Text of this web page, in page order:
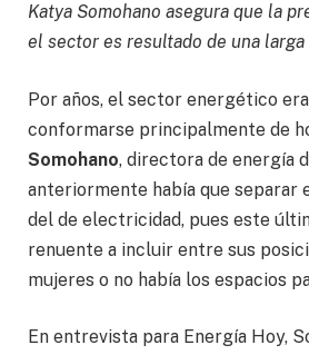
Katya Somohano asegura que la
el sector es resultado de una
Por años, el sector energético
conformarse principalmente de
Somohano, directora de energía
anteriormente había que separar
del de electricidad, pues este
renuente a incluir entre sus
mujeres o no había los espacios
En entrevista para Energía Hoy,